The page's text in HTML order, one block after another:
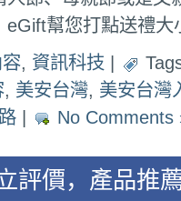
eGift幫您打點送禮大
, 資訊科技
, 美安台灣, 美安台灣
No Comments
評價，產品推